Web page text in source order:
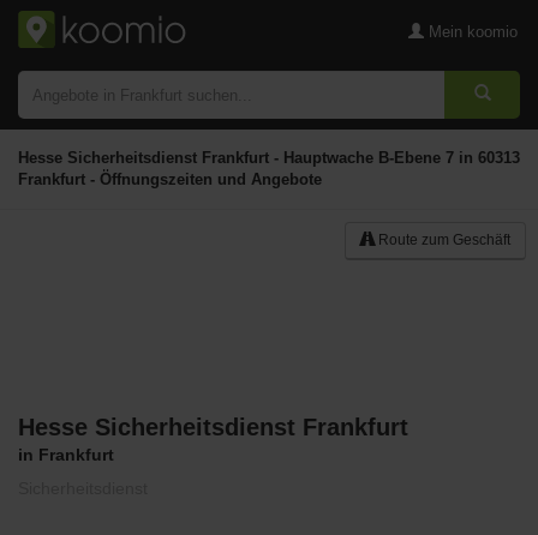
Mein koomio
Hesse Sicherheitsdienst Frankfurt - Hauptwache B-Ebene 7 in 60313
Frankfurt - Öffnungszeiten und Angebote
Route zum Geschäft
Hesse Sicherheitsdienst Frankfurt
in Frankfurt